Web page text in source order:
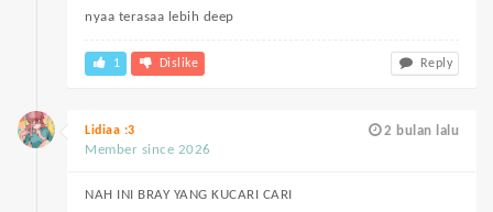
nyaa terasaa lebih deep
1 Dislike Reply
2 bulan lalu
Lidiaa :3
Member since 2026
NAH INI BRAY YANG KUCARI CARI